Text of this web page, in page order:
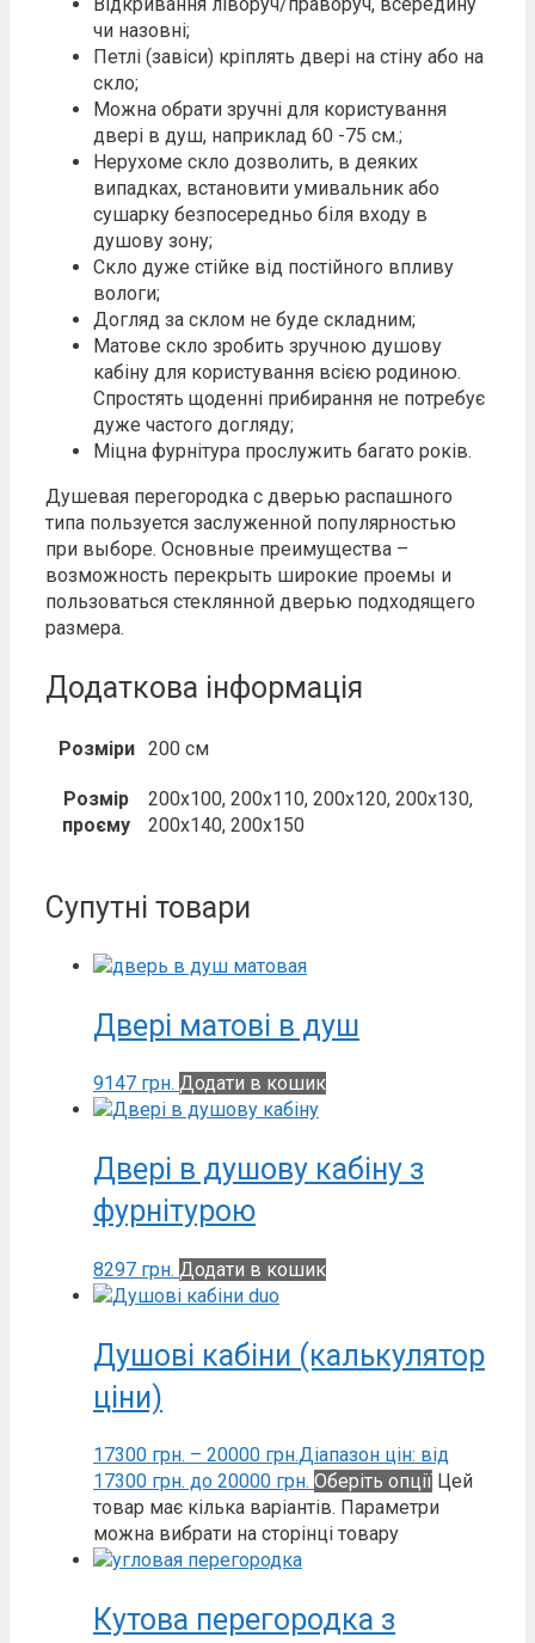
чи назовні;
Петлі (завіси) кріплять двері на стіну або на
скло;
Можна обрати зручні для користування
двері в душ, наприклад 60 -75 см.;
Нерухоме скло дозволить, в деяких
випадках, встановити умивальник або
сушарку безпосередньо біля входу в
душову зону;
Скло дуже стійке від постійного впливу
вологи;
Догляд за склом не буде складним;
Матове скло зробить зручною душову
кабіну для користування всією родиною.
Спростять щоденні прибирання не потребує
дуже частого догляду;
Міцна фурнітура прослужить багато років.
Душевая перегородка с дверью распашного
типа пользуется заслуженной популярностью
при выборе. Основные преимущества –
возможность перекрыть широкие проемы и
пользоваться стеклянной дверью подходящего
размера.
Додаткова інформація
Розміри 200 см
Розмір
проєму
200х100, 200х110, 200х120, 200х130,
200х140, 200х150
Супутні товари
Двері матові в душ
9147 грн. Додати в кошик
Двері в душову кабіну з
фурнітурою
8297 грн. Додати в кошик
Душові кабіни (калькулятор
ціни)
17300 грн. – 20000 грн.Діапазон цін: від
17300 грн. до 20000 грн. Оберіть опції Цей
товар має кілька варіантів. Параметри
можна вибрати на сторінці товару
Кутова перегородка з